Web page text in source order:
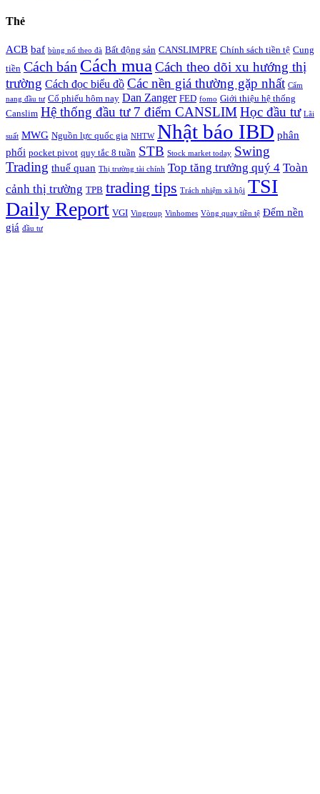
Thẻ
ACB baf bùng nổ theo đà Bất động sản CANSLIMPRE Chính sách tiền tệ Cung
tiền Cách bán Cách mua Cách theo dõi xu hướng thị
trường Cách đọc biểu đồ Các nền giá thường gặp nhất Cẩm
nang đầu tư Cổ phiếu hôm nay Dan Zanger FED fomo Giới thiệu hệ thống
Canslim Hệ thống đầu tư 7 điểm CANSLIMHọc đầu tư Lãi
suất MWG Nguồn lực quốc gia NHTW Nhật báo IBD phân
phối pocket pivot quy tắc 8 tuần STB Stock market today Swing
Trading thuế quan Thị trường tài chính Top tăng trưởng quý 4 Toàn
cảnh thị trường TPB trading tips Trách nhiệm xã hội TSI
Daily Report VGI Vingroup Vinhomes Vòng quay tiền tệ Đếm nền
giá đầu tư